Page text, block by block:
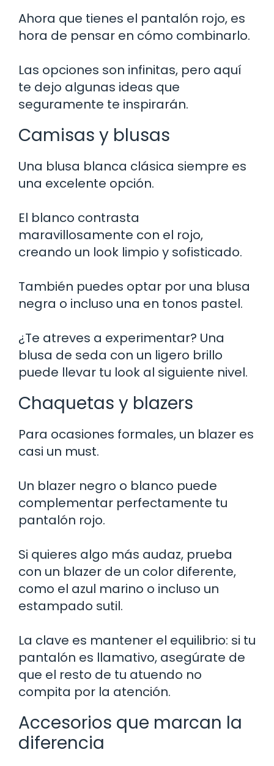
Ahora que tienes el pantalón rojo, es
hora de pensar en cómo combinarlo.
Las opciones son infinitas, pero aquí
te dejo algunas ideas que
seguramente te inspirarán.
Camisas y blusas
Una blusa blanca clásica siempre es
una excelente opción.
El blanco contrasta
maravillosamente con el rojo,
creando un look limpio y sofisticado.
También puedes optar por una blusa
negra o incluso una en tonos pastel.
¿Te atreves a experimentar? Una
blusa de seda con un ligero brillo
puede llevar tu look al siguiente nivel.
Chaquetas y blazers
Para ocasiones formales, un blazer es
casi un must.
Un blazer negro o blanco puede
complementar perfectamente tu
pantalón rojo.
Si quieres algo más audaz, prueba
con un blazer de un color diferente,
como el azul marino o incluso un
estampado sutil.
La clave es mantener el equilibrio: si tu
pantalón es llamativo, asegúrate de
que el resto de tu atuendo no
compita por la atención.
Accesorios que marcan la
diferencia